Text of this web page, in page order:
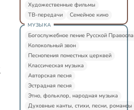
Художественные фильмы
ТВ-передачи
Семейное кино
МУЗЫКА
Богослужебное пение Русской
Колокольный звон
Песнопения поместных церквей
Классическая музыка
Авторская песня
Эстрадная песня
Этно, фольклор, народная музыка
Духовные канты, стихи, песни, романсы